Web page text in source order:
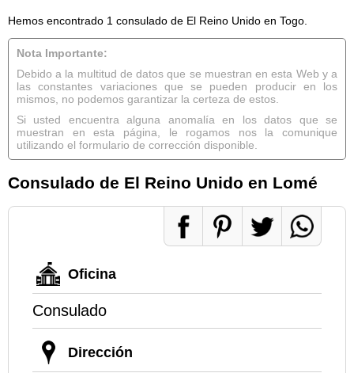
Hemos encontrado 1 consulado de El Reino Unido en Togo.
Nota Importante:
Debido a la multitud de datos que se muestran en esta Web y a
las constantes variaciones que se pueden producir en los
mismos, no podemos garantizar la certeza de estos.
Si usted encuentra alguna anomalía en los datos que se
muestran en esta página, le rogamos nos la comunique
utilizando el formulario de corrección disponible.
Consulado de El Reino Unido en Lomé
Oficina
Consulado
Dirección